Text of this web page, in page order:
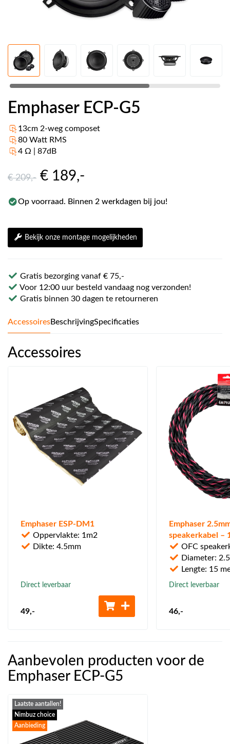
Emphaser ECP-G5
13cm 2-weg composet
80 Watt RMS
4 Ω | 87dB
€ 209,- € 189,-
Op voorraad. Binnen 2 werkdagen bij jou!
Bekijk onze montage mogelijkheden
Gratis bezorging vanaf € 75,-
Voor 12:00 uur besteld vandaag nog verzonden!
Gratis binnen 30 dagen te retourneren
AccessoiresBeschrijvingSpecificaties
Accessoires
Emphaser ESP-DM1
Oppervlakte: 1m2
Dikte: 4.5mm
Direct leverbaar
49,-
Emphaser
speakerkabel –
OFC
Diameter:
Lengte: 15
Direct leverbaar
46,-
Aanbevolen producten voor de
Emphaser ECP-G5
Laatste aantallen!
Nimbuz choice
Aanbieding